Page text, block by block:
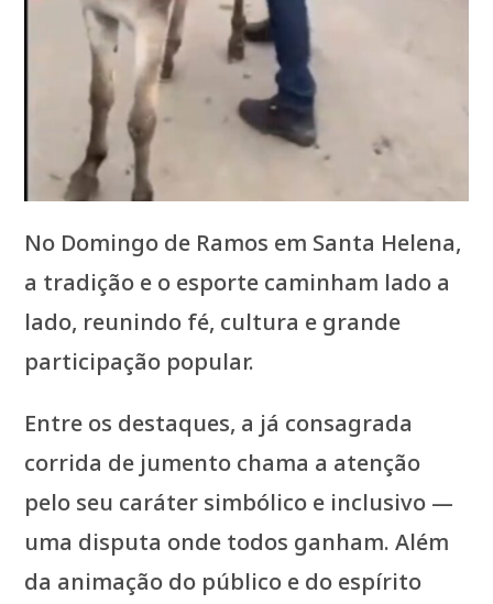
No Domingo de Ramos em Santa Helena,
a tradição e o esporte caminham lado a
lado, reunindo fé, cultura e grande
participação popular.
Entre os destaques, a já consagrada
corrida de jumento chama a atenção
pelo seu caráter simbólico e inclusivo —
uma disputa onde todos ganham. Além
da animação do público e do espírito